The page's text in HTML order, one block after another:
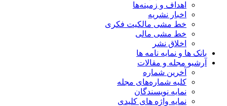
اهداف و زمینه‌ها
اخبار نشریه
خط مشی مالکیت فکری
خط مشی مالی
اخلاق نشر
بانک ها و نمایه نامه ها
آرشیو مجله و مقالات
آخرین شماره
کلیه شماره‌های مجله
نمایه نویسندگان
نمایه واژه های کلیدی